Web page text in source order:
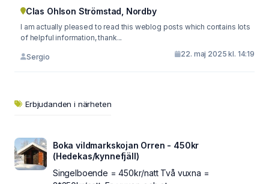
Clas Ohlson Strömstad, Nordby
I am actually pleased to read this weblog posts which contains lots
of helpful information, thank...
Sergio 22. maj 2025 kl. 14:19
Erbjudanden i närheten
Boka vildmarkskojan Orren - 450kr
(Hedekas/kynnefjäll)
Singelboende = 450kr/natt Två vuxna =